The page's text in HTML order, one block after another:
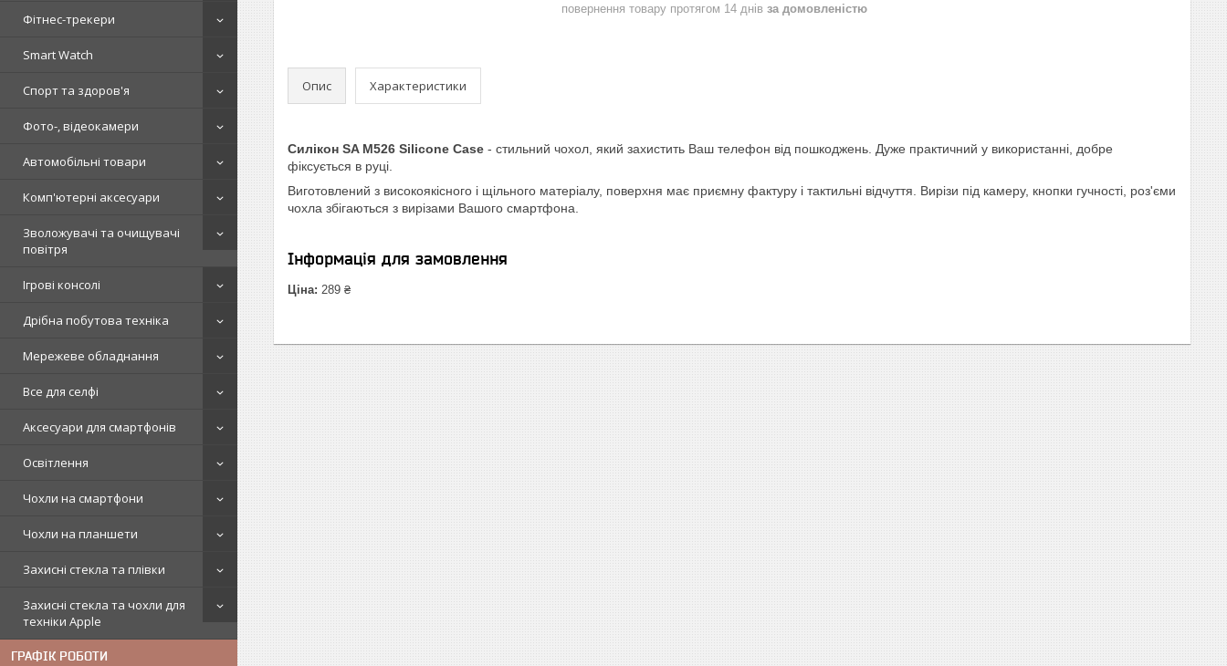
Фітнес-трекери
Smart Watch
Спорт та здоров'я
Фото-, відеокамери
Автомобільні товари
Комп'ютерні аксесуари
Зволожувачі та очищувачі
повітря
Ігрові консолі
Дрібна побутова техніка
Мережеве обладнання
Все для селфі
Аксесуари для смартфонів
Освітлення
Чохли на смартфони
Чохли на планшети
Захисні стекла та плівки
Захисні стекла та чохли для
техніки Apple
ГРАФІК РОБОТИ
повернення товару протягом 14 днів за домовленістю
Опис Характеристики
Силікон SA M526 Silicone Case - стильний чохол, який захистить Ваш телефон від пошкоджень. Дуже практичний у використанні, добре
фіксується в руці.
Виготовлений з високоякісного і щільного матеріалу, поверхня має приємну фактуру і тактильні відчуття. Вирізи під камеру, кнопки гучності, роз'єми
чохла збігаються з вирізами Вашого смартфона.
Інформація для замовлення
Ціна: 289 ₴